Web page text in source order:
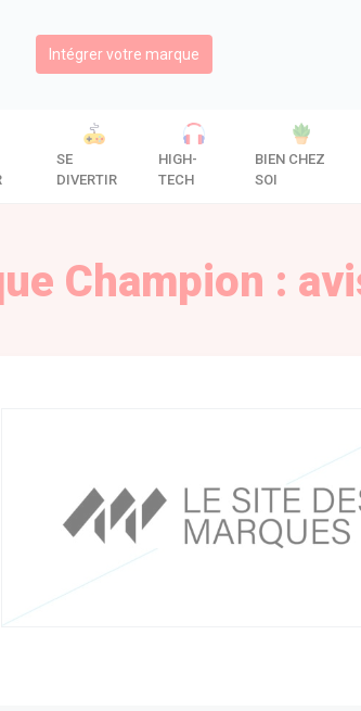
Intégrer votre marque
SE
DIVERTIR
HIGH-
TECH
BIEN CHEZ
SOI
Champion :